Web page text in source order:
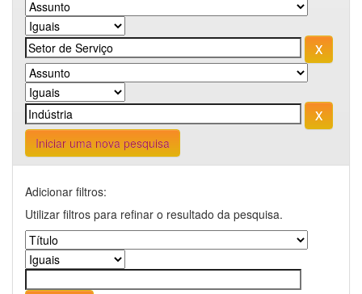
Iniciar uma nova pesquisa
Adicionar filtros:
Utilizar filtros para refinar o resultado da pesquisa.